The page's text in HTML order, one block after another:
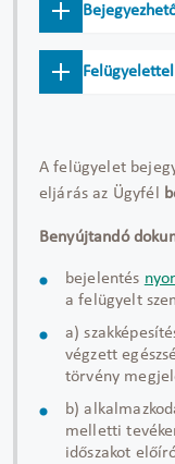
A felügyelet
eljárás az Ügyfél
Benyújtandó
bejelentés
a felügyelt
a)
végzett
törvény
b)
melletti
időszakot